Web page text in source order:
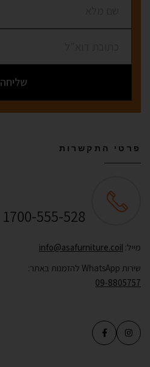
שליחה
פרטי התקשרות
1700-555-528
מייל: info@asafurniture.coil
שירות WhatsApp להזמנות באתר:
09-8805757